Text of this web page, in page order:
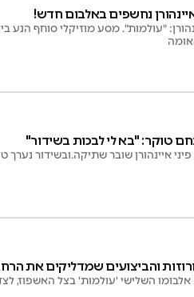
נחשפים באלבום חדש!
"עולמות". מסע מוזיקלי סוחף הנע
טוקר: "בא לי לבכות בשידור"
איינהורן שובר שתיקה.ובשידור
והביצועים שמדליקים את
אלבומו השלישי 'עולמות' בצל האשפוז,